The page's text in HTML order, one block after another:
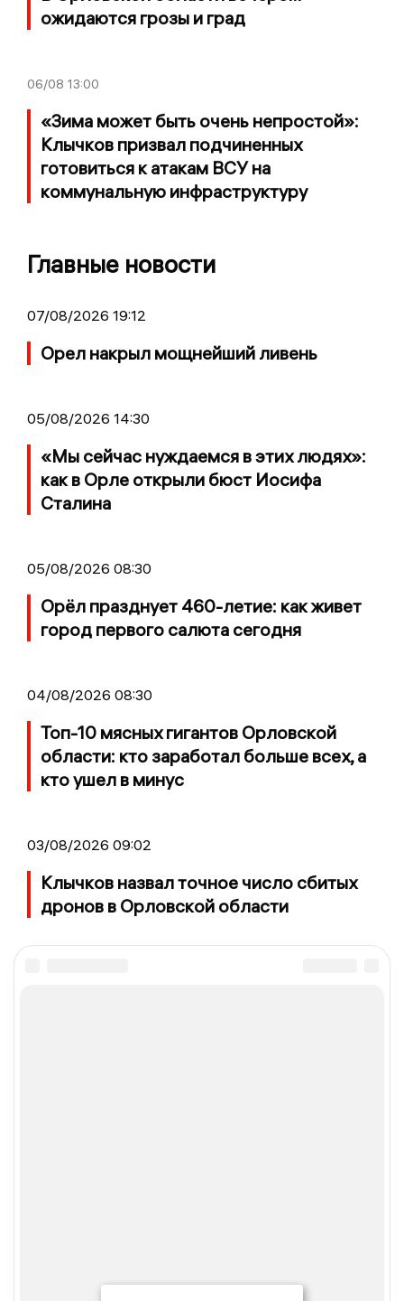
ожидаются грозы и град
06/08 13:00
«Зима может быть очень непростой»:
Клычков призвал подчиненных
готовиться к атакам ВСУ на
коммунальную инфраструктуру
Главные новости
07/08/2026 19:12
Орел накрыл мощнейший ливень
05/08/2026 14:30
«Мы сейчас нуждаемся в этих людях»:
как в Орле открыли бюст Иосифа
Сталина
05/08/2026 08:30
Орёл празднует 460-летие: как живет
город первого салюта сегодня
04/08/2026 08:30
Топ-10 мясных гигантов Орловской
области: кто заработал больше всех, а
кто ушел в минус
03/08/2026 09:02
Клычков назвал точное число сбитых
дронов в Орловской области